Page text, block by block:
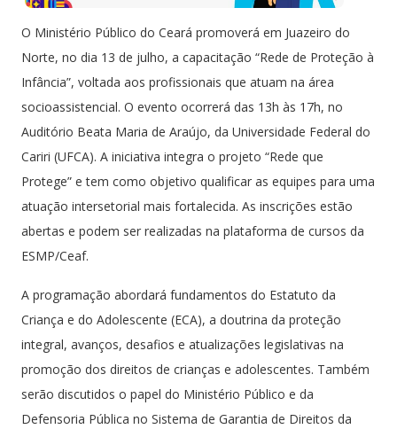
O Ministério Público do Ceará promoverá em Juazeiro do
Norte, no dia 13 de julho, a capacitação “Rede de Proteção à
Infância”, voltada aos profissionais que atuam na área
socioassistencial. O evento ocorrerá das 13h às 17h, no
Auditório Beata Maria de Araújo, da Universidade Federal do
Cariri (UFCA). A iniciativa integra o projeto “Rede que
Protege” e tem como objetivo qualificar as equipes para uma
atuação intersetorial mais fortalecida. As inscrições estão
abertas e podem ser realizadas na plataforma de cursos da
ESMP/Ceaf.
A programação abordará fundamentos do Estatuto da
Criança e do Adolescente (ECA), a doutrina da proteção
integral, avanços, desafios e atualizações legislativas na
promoção dos direitos de crianças e adolescentes. Também
serão discutidos o papel do Ministério Público e da
Defensoria Pública no Sistema de Garantia de Direitos da